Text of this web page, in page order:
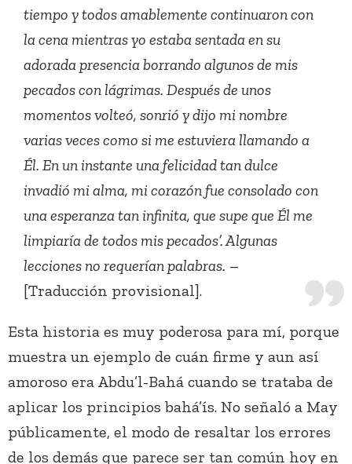
tiempo y todos amablemente continuaron con
la cena mientras yo estaba sentada en su
adorada presencia borrando algunos de mis
pecados con lágrimas. Después de unos
momentos volteó, sonrió y dijo mi nombre
varias veces como si me estuviera llamando a
Él. En un instante una felicidad tan dulce
invadió mi alma, mi corazón fue consolado con
una esperanza tan infinita, que supe que Él me
limpiaría de todos mis pecados’. Algunas
lecciones no requerían palabras. –
[Traducción provisional].
Esta historia es muy poderosa para mí, porque
muestra un ejemplo de cuán firme y aun así
amoroso era Abdu’l-Bahá cuando se trataba de
aplicar los principios bahá’ís. No señaló a May
públicamente, el modo de resaltar los errores
de los demás que parece ser tan común hoy en